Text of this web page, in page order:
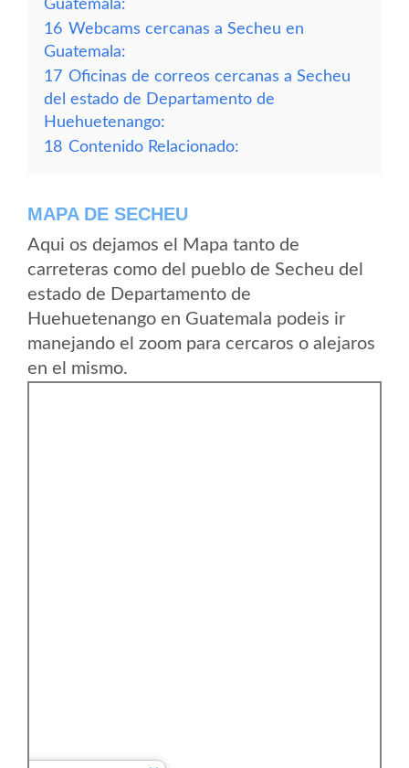
Guatemala:
16 Webcams cercanas a Secheu en
Guatemala:
17 Oficinas de correos cercanas a Secheu
del estado de Departamento de
Huehuetenango:
18 Contenido Relacionado:
MAPA DE SECHEU
Aqui os dejamos el Mapa tanto de
carreteras como del pueblo de Secheu del
estado de Departamento de
Huehuetenango en Guatemala podeis ir
manejando el zoom para cercaros o alejaros
en el mismo.